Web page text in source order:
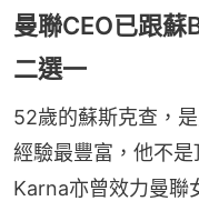
曼聯CEO已跟
二選一
52歲的蘇斯克查，
經驗最豐富，他不
Karna亦曾效力曼聯